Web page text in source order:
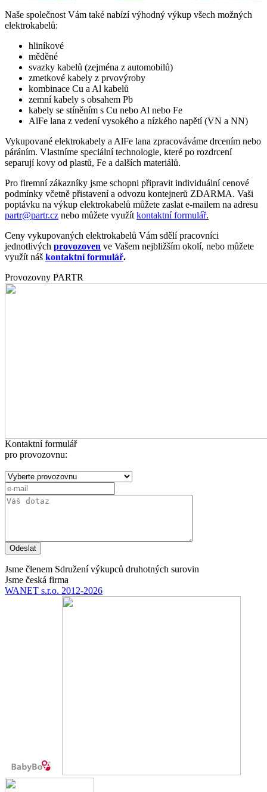
Naše společnost Vám také nabízí výhodný výkup všech možných
elektrokabelů:
hliníkové
měděné
svazky kabelů (zejména z automobilů)
zmetkové kabely z prvovýroby
kombinace Cu a Al kabelů
zemní kabely s obsahem Pb
kabely se stíněním s Cu nebo Al nebo Fe
AlFe lana z vedení vysokého a nízkého napětí (VN a NN)
Vykupované elektrokabely a AlFe lana zpracováváme drcením nebo
páráním. Vlastníme speciální technologie, které po rozdrcení
separují kovy od plastů, Fe a dalších materiálů.
Pro firemní zákazníky jsme schopni připravit individuální cenové
podmínky včetně přistavení a odvozu kontejnerů ZDARMA. Vaši
poptávku na výkup elektrokabelů můžete zaslat e-mailem na adresu
partr@partr.cz nebo můžete využít kontaktní formulář.
Ceny vykupovaných elektrokabelů Vám sdělí pracovníci
jednotlivých provozoven ve Vašem nejbližším okolí, nebo můžete
využít náš kontaktní formulář.
Provozovny PARTR
Kontaktní formulář
pro provozovnu:
Odeslat
Jsme členem Sdružení výkupců druhotných surovin
Jsme česká firma
WANET s.r.o. 2012-2026